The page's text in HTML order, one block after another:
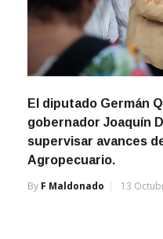
El diputado Germán
gobernador Joaquín
supervisar avances
Agropecuario.
By F Maldonado 13